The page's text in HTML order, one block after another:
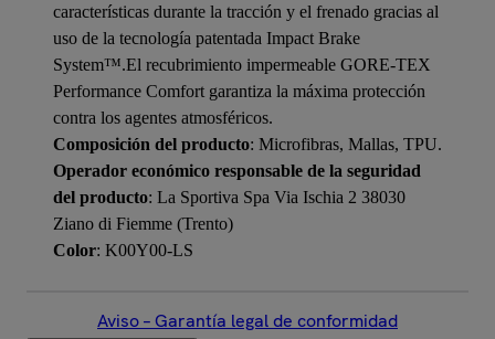
características durante la tracción y el frenado gracias al
uso de la tecnología patentada Impact Brake
System™.El recubrimiento impermeable GORE-TEX
Performance Comfort garantiza la máxima protección
contra los agentes atmosféricos.
Composición del producto: Microfibras, Mallas, TPU.
Operador económico responsable de la seguridad
del producto: La Sportiva Spa Via Ischia 2 38030
Ziano di Fiemme (Trento)
Color: K00Y00-LS
Aviso – Garantía legal de conformidad